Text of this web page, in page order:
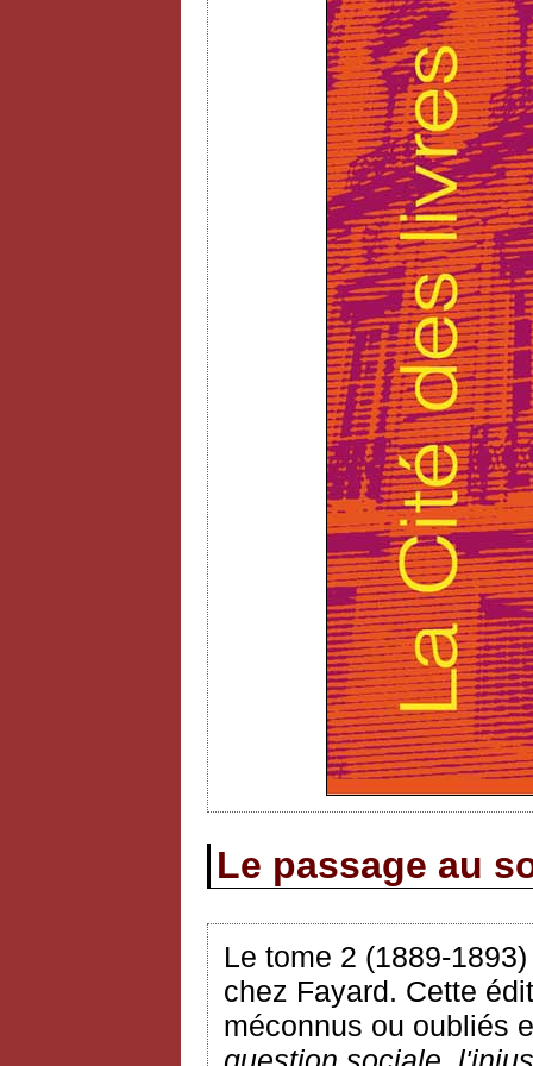
Le passage au
Le tome 2 (1889-
chez Fayard. Cette
méconnus ou oubliés